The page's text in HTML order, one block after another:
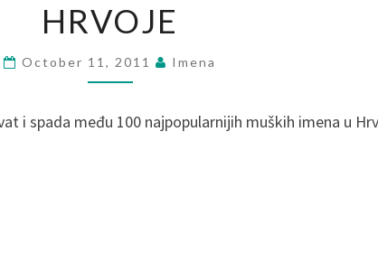
HRVOJE
October 11, 2011 Imena
i spada među 100 najpopularnijih muških imena u